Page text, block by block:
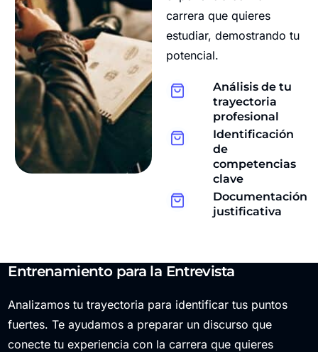
carrera que quieres
estudiar, demostrando tu
potencial.
Análisis de tu
trayectoria
profesional
Identificación
de
competencias
clave
Documentación
justificativa
Entrenamiento para la Entrevista
Analizamos tu trayectoria para identificar tus puntos
fuertes. Te ayudamos a preparar un discurso que
conecte tu experiencia con la carrera que quieres